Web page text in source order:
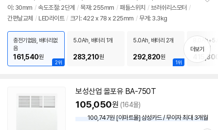
뷰
이: 30mm / 속도조절: 2단계 / 목재: 255mm / 패들스위치 / 브러쉬리스모터 /
간편날교체 / LED라이트 / 크기: 422 x 78 x 225mm / 무게: 3.3kg
치
기
2위
충전기없음, 배터리없
음
161,540원
5.0Ah, 배터리 1개
283,210원
1위
5.0Ah, 배터리 2개
292,820원
터리 2개
더보기
보성산업 올포유 BA-750T
105,050원 (164몰)
100,747원 [이마트몰] 삼성카드 / 무이자 최대 3개월